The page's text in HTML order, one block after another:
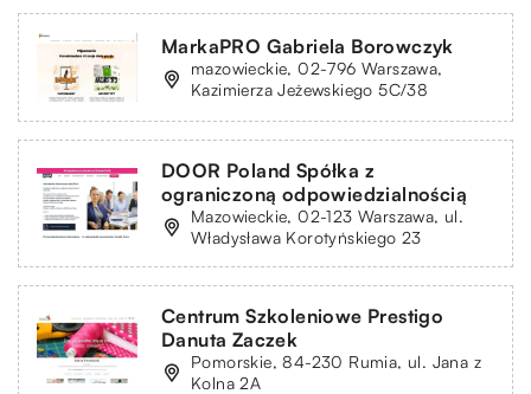
MarkaPRO Gabriela Borowczyk
mazowieckie, 02-796 Warszawa,
Kazimierza Jeżewskiego 5C/38
DOOR Poland Spółka z
ograniczoną odpowiedzialnością
Mazowieckie, 02-123 Warszawa, ul.
Władysława Korotyńskiego 23
Centrum Szkoleniowe Prestigo
Danuta Zaczek
Pomorskie, 84-230 Rumia, ul. Jana z
Kolna 2A